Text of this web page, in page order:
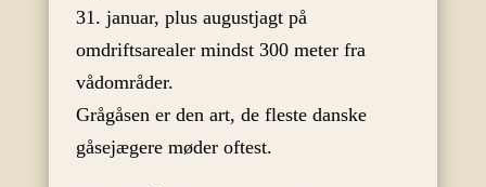
31. januar, plus augustjagt på
omdriftsarealer mindst 300 meter fra
vådområder.
Grågåsen er den art, de fleste danske
gåsejægere møder oftest.